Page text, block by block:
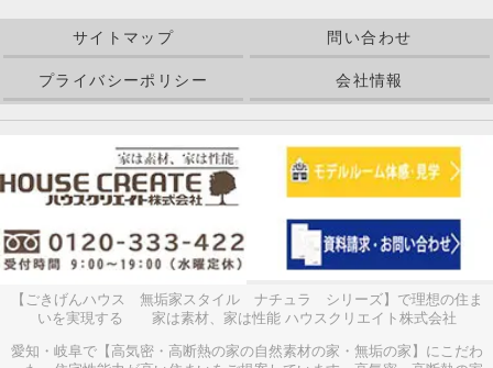
サイトマップ 問い合わせ
プライバシーポリシー 会社情報
【ごきげんハウス 無垢家スタイル ナチュラ シリーズ】で理想の住ま
いを実現する 家は素材、家は性能 ハウスクリエイト株式会社
愛知・岐阜で【高気密・高断熱の家の自然素材の家・無垢の家】にこだわ